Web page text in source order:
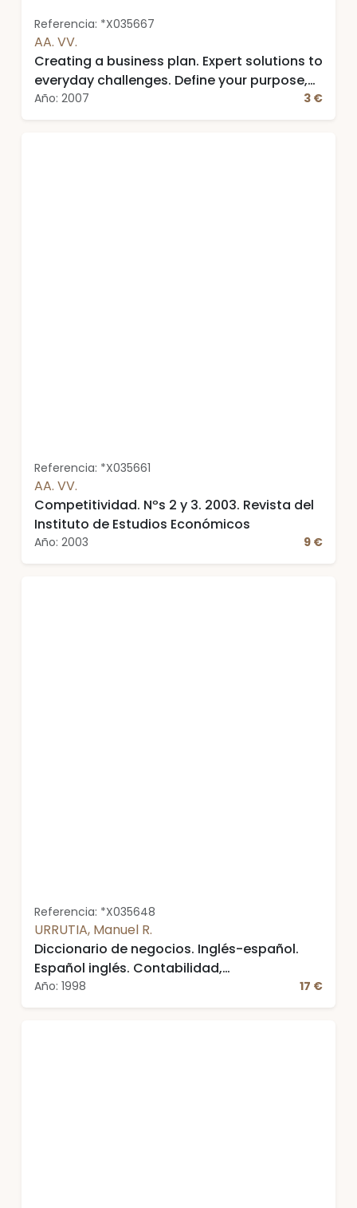
Referencia: *X035667
AA. VV.
Creating a business plan. Expert solutions to
everyday challenges. Define your purpose,
gather resources, develop a strategy, gain
support
Año: 2007 3 €
Referencia: *X035661
AA. VV.
Competitividad. Nºs 2 y 3. 2003. Revista del
Instituto de Estudios Económicos
Año: 2003 9 €
Referencia: *X035648
URRUTIA, Manuel R.
Diccionario de negocios. Inglés-español.
Español inglés. Contabilidad,
administración, finanzas, economía y
mercadotecnia
Año: 1998 17 €